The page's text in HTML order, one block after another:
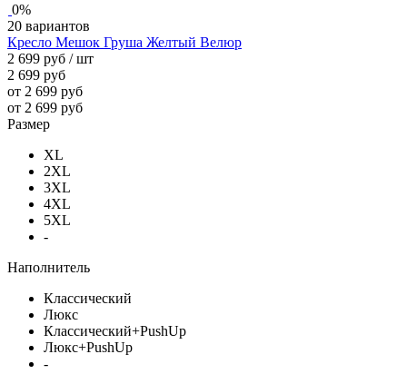
0%
20 вариантов
Кресло Мешок Груша Желтый Велюр
2 699 руб / шт
2 699 руб
от 2 699 руб
от 2 699 руб
Размер
XL
2XL
3XL
4XL
5XL
-
Наполнитель
Классический
Люкс
Классический+PushUp
Люкс+PushUp
-